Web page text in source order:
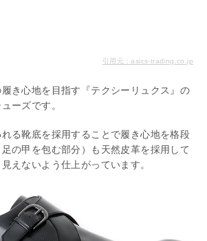
引用元：asics-trading.co.jp
き心地を目指す『テクシーリュクス』の
ーズです。
る靴底を採用することで履き心地を格段
の甲を包む部分）も天然皮革を採用して
えないよう仕上がっています。